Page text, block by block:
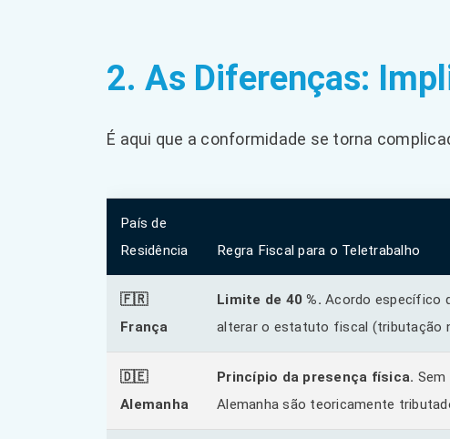
2. As Diferenças:
É aqui que a conformidade se torna
País de
Residência
Regra Fiscal para o Teletrabalho
🇫🇷
França
Limite de 40 %. Acordo específico
alterar o estatuto fiscal (tributação
🇩🇪
Alemanha
Princípio da presença física. Sem
Alemanha são teoricamente